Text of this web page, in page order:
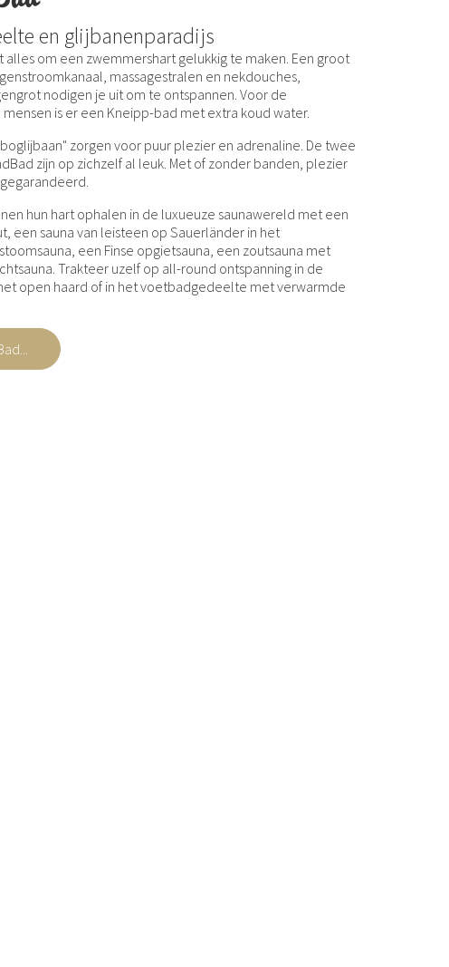
en glijbanenparadijs
om een zwemmershart gelukkig te maken. Een groot
massagestralen en nekdouches,
nodigen je uit om te ontspannen. Voor de
is er een Kneipp-bad met extra koud water.
zorgen voor puur plezier en adrenaline. De twee
zijn op zichzelf al leuk. Met of zonder banden, plezier
hun hart ophalen in de luxueuze saunawereld met een
een sauna van leisteen op Sauerländer in het
een Finse opgietsauna, een zoutsauna met
Trakteer uzelf op all-round ontspanning in de
open haard of in het voetbadgedeelte met verwarmde